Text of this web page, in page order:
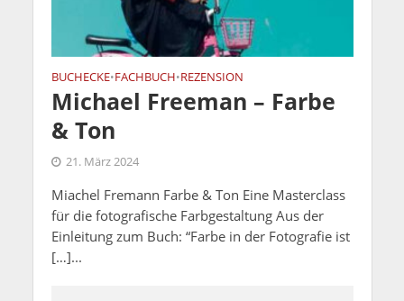
BUCHECKE•FACHBUCH•REZENSION
Michael Freeman – Farbe
& Ton
21. März 2024
Miachel Fremann Farbe & Ton Eine Masterclass
für die fotografische Farbgestaltung Aus der
Einleitung zum Buch: “Farbe in der Fotografie ist
[…]...